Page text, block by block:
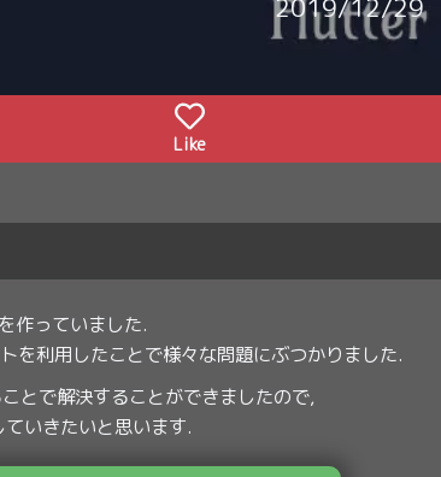
2019/12/29
Like
作っていました.
を利用したことで様々な問題にぶつかりました.
とで解決することができましたので,
いきたいと思います.